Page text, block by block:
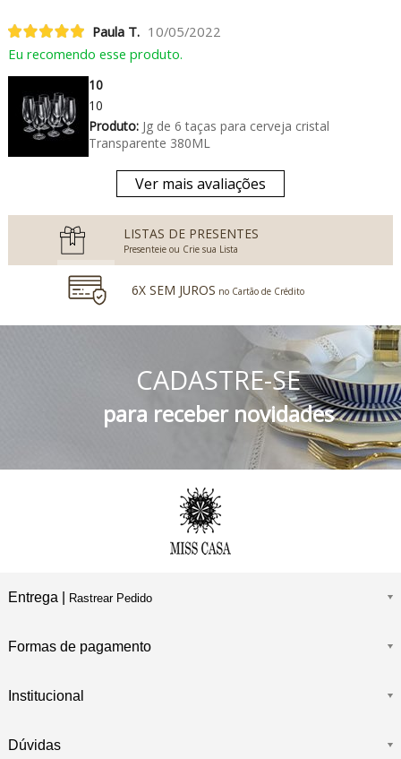
Paula T. 10/05/2022
Eu recomendo esse produto.
10
10
Produto:Jg de 6 taças para cerveja cristal
Transparente 380ML
Ver mais avaliações
LISTAS DE PRESENTES
Presenteie ou Crie sua Lista
6X SEM JUROS no Cartão de Crédito
no Boleto Bancário e PIX
FRETE GRÁTIS Consulte o Regulamento
CADASTRE-SE
para receber novidades
Entrega | Rastrear Pedido
Formas de pagamento
Institucional
Dúvidas